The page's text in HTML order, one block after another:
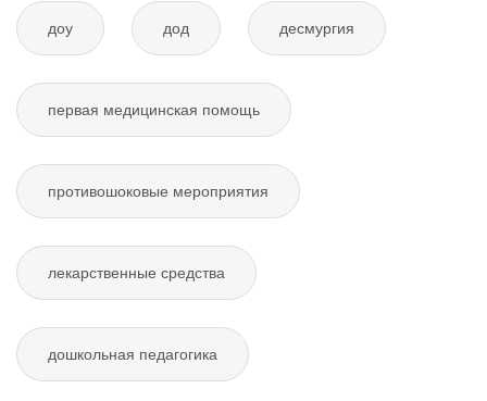
доу дод десмургия
первая медицинская помощь
противошоковые мероприятия
лекарственные средства
дошкольная педагогика